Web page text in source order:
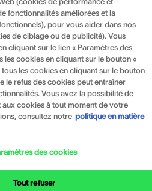
fonctionnalités améliorées et la
pour vous aider dans nos
de ciblage ou de publicité). Vous
cliquant sur le lien « Paramètres des
les cookies en cliquant sur le bouton «
les cookies en cliquant sur le bouton
le refus des cookies peut entraîner
Vous avez la possibilité de
cookies à tout moment de votre
consultez notre politique en matière
des cookies
Tout refuser